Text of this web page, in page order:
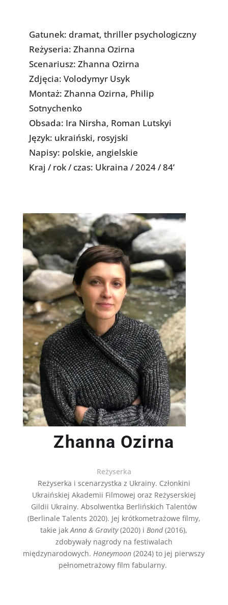
Gatunek: dramat, thriller psychologiczny
Reżyseria: Zhanna Ozirna
Scenariusz: Zhanna Ozirna
Zdjęcia: Volodymyr Usyk
Montaż: Zhanna Ozirna, Philip
Sotnychenko
Obsada: Ira Nirsha, Roman Lutskyi
Język: ukraiński, rosyjski
Napisy: polskie, angielskie
Kraj / rok / czas: Ukraina / 2024 / 84’
Zhanna Ozirna
Reżyserka
Reżyserka i scenarzystka z Ukrainy. Członkini
Ukraińskiej Akademii Filmowej oraz Reżyserskiej
Gildii Ukrainy. Absolwentka Berlińskich Talentów
(Berlinale Talents 2020). Jej krótkometrażowe filmy,
takie jakAnna & Gravity(2020) iBond(2016),
zdobywały nagrody na festiwalach
międzynarodowych.Honeymoon (2024) to jej pierwszy
pełnometrażowy film fabularny.